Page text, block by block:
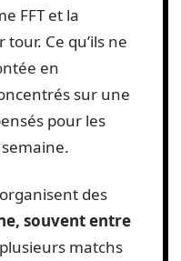
FFT et la
Ce qu’ils ne
en
sur une
pour les
des
souvent entre
matchs